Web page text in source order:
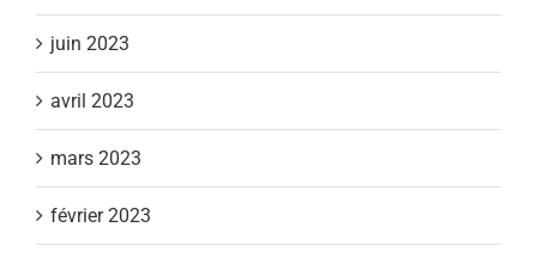
juin 2023
avril 2023
mars 2023
février 2023